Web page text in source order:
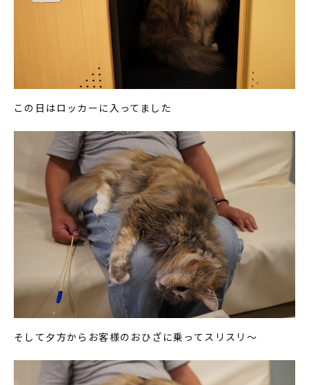
この日はロッカーに入ってました
そして夕方からお客様のおひざに乗ってスリスリ～